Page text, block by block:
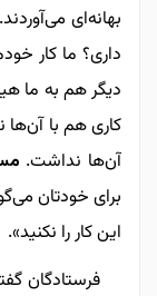
بهانه‌ای
داری؟ ما کار
دیگر هم به ما
کاری‌ هم با آن‌ها
آن‌ها نداشت.
برای خودتان
این کار را نکنید».
فرستادگان